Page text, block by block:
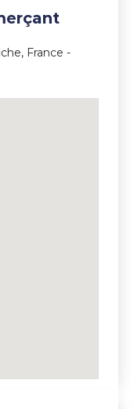
France -